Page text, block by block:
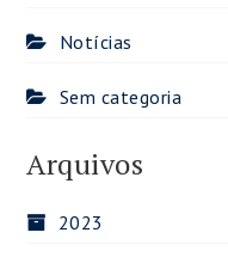
Notícias
Sem categoria
Arquivos
2023